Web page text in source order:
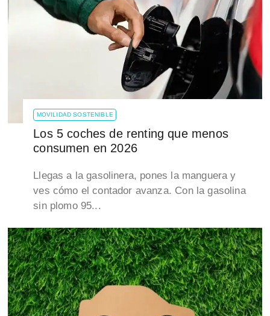
MOVILIDAD SOSTENIBLE
Los 5 coches de renting que menos
consumen en 2026
Llegas a la gasolinera, pones la manguera y
ves cómo el contador avanza. Con la gasolina
sin plomo 95...